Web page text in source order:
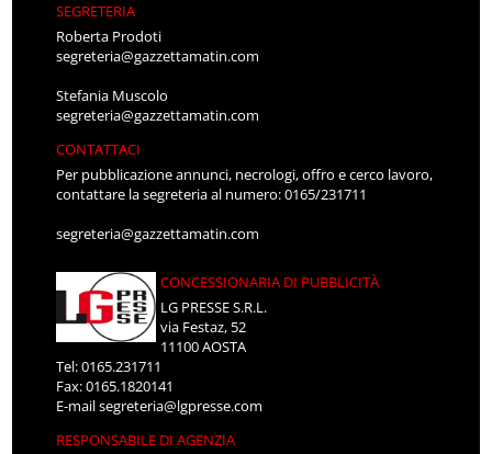
SEGRETERIA
Roberta Prodoti
segreteria@gazzettamatin.com
Stefania Muscolo
segreteria@gazzettamatin.com
CONTATTACI
Per pubblicazione annunci, necrologi, offro e cerco lavoro,
contattare la segreteria al numero: 0165/231711
segreteria@gazzettamatin.com
CONCESSIONARIA DI PUBBLICITÀ
LG PRESSE S.R.L.
via Festaz, 52
11100 AOSTA
Tel: 0165.231711
Fax: 0165.1820141
E-mailsegreteria@lgpresse.com
RESPONSABILE DI AGENZIA